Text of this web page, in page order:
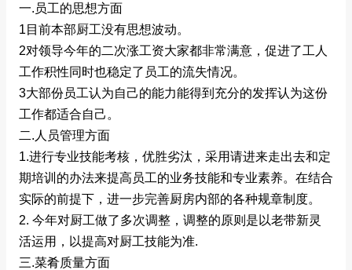
一.员工的思想方面
1目前本部厨工没有思想波动。
2对领导今年的二次涨工资大家都非常满意，促进了工人
工作积性同时也稳定了员工的流失情况。
3大部份员工认为自己的能力能得到充分的发挥认为这份
工作都适合自己。
二.人员管理方面
1.进行专业技能考核，优胜劣汰，采用请进来走出去和定
期培训的办法来提高员工的业务技能和专业素养。在结合
实际的前提下，进一步完善厨房内部的各种规章制度。
2. 今年对厨工做了多次调整，调整的原则是以老带新灵
活运用，以提高对厨工技能为准.
三.菜肴质量方面